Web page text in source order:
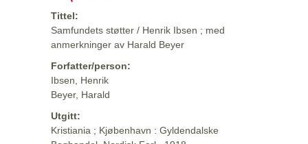
Tittel:
Samfundets støtter / Henrik Ibsen ; med
anmerkninger av Harald Beyer
Forfatter/person:
Ibsen, Henrik
Beyer, Harald
Utgitt:
Kristiania ; Kjøbenhavn : Gyldendalske